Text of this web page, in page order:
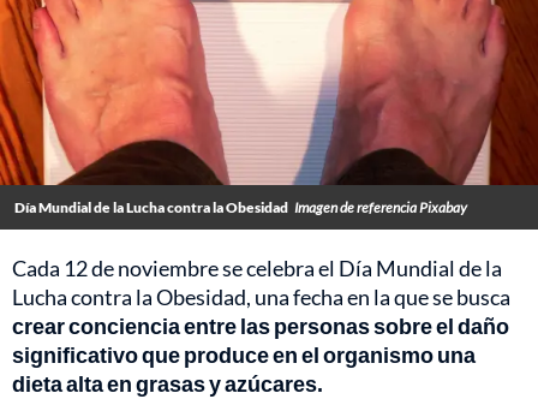
Día Mundial de la Lucha contra la Obesidad Imagen de referencia Pixabay
Cada 12 de noviembre se celebra el Día Mundial de la
Lucha contra la Obesidad, una fecha en la que se busca
crear conciencia entre las personas sobre el daño
significativo que produce en el organismo una
dieta alta en grasas y azúcares.